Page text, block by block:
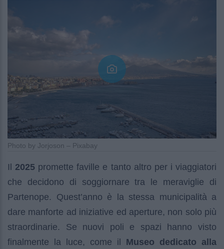
Photo by Jorjoson – Pixabay
Il 2025 promette faville e tanto altro per i viaggiatori
che decidono di soggiornare tra le meraviglie di
Partenope. Quest’anno è la stessa municipalità a
dare manforte ad iniziative ed aperture, non solo più
straordinarie. Se nuovi poli e spazi hanno visto
finalmente la luce, come il
Museo dedicato alla